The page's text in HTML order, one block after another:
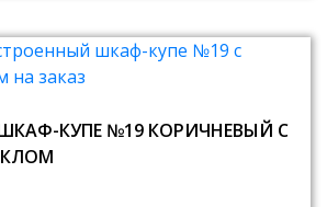
КУПЕ №19 КОРИЧНЕВЫЙ С